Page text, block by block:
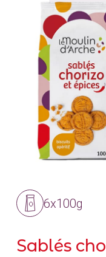
6x100g
Sablés